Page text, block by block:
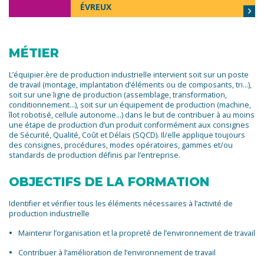
ÉVREUX
MÉTIER
L’équipier.ère de production industrielle intervient soit sur un poste
de travail (montage, implantation d’éléments ou de composants, tri…),
soit sur une ligne de production (assemblage, transformation,
conditionnement…), soit sur un équipement de production (machine,
îlot robotisé, cellule autonome…) dans le but de contribuer à au moins
une étape de production d’un produit conformément aux consignes
de Sécurité, Qualité, Coût et Délais (SQCD). Il/elle applique toujours
des consignes, procédures, modes opératoires, gammes et/ou
standards de production définis par l’entreprise.
OBJECTIFS DE LA FORMATION
Identifier et vérifier tous les éléments nécessaires à l’activité de
production industrielle
Maintenir l’organisation et la propreté de l’environnement de travail
Contribuer à l’amélioration de l’environnement de travail